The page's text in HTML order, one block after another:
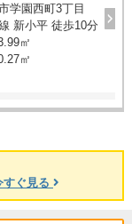
学園西町3丁目
新小平 徒歩10分
㎡
㎡
すぐ見る